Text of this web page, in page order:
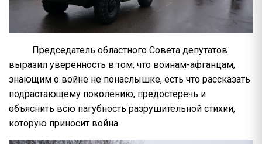
Председатель областного Совета депутатов
выразил уверенность в том, что воинам-афганцам,
знающим о войне не понаслышке, есть что рассказать
подрастающему поколению, предостеречь и
объяснить всю пагубность разрушительной стихии,
которую приносит война.